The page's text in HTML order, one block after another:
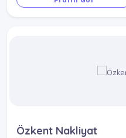
Özkent Nakliyat